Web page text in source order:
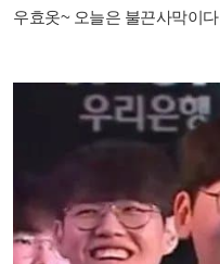
우효옷~ 오늘은 불끈사막이다